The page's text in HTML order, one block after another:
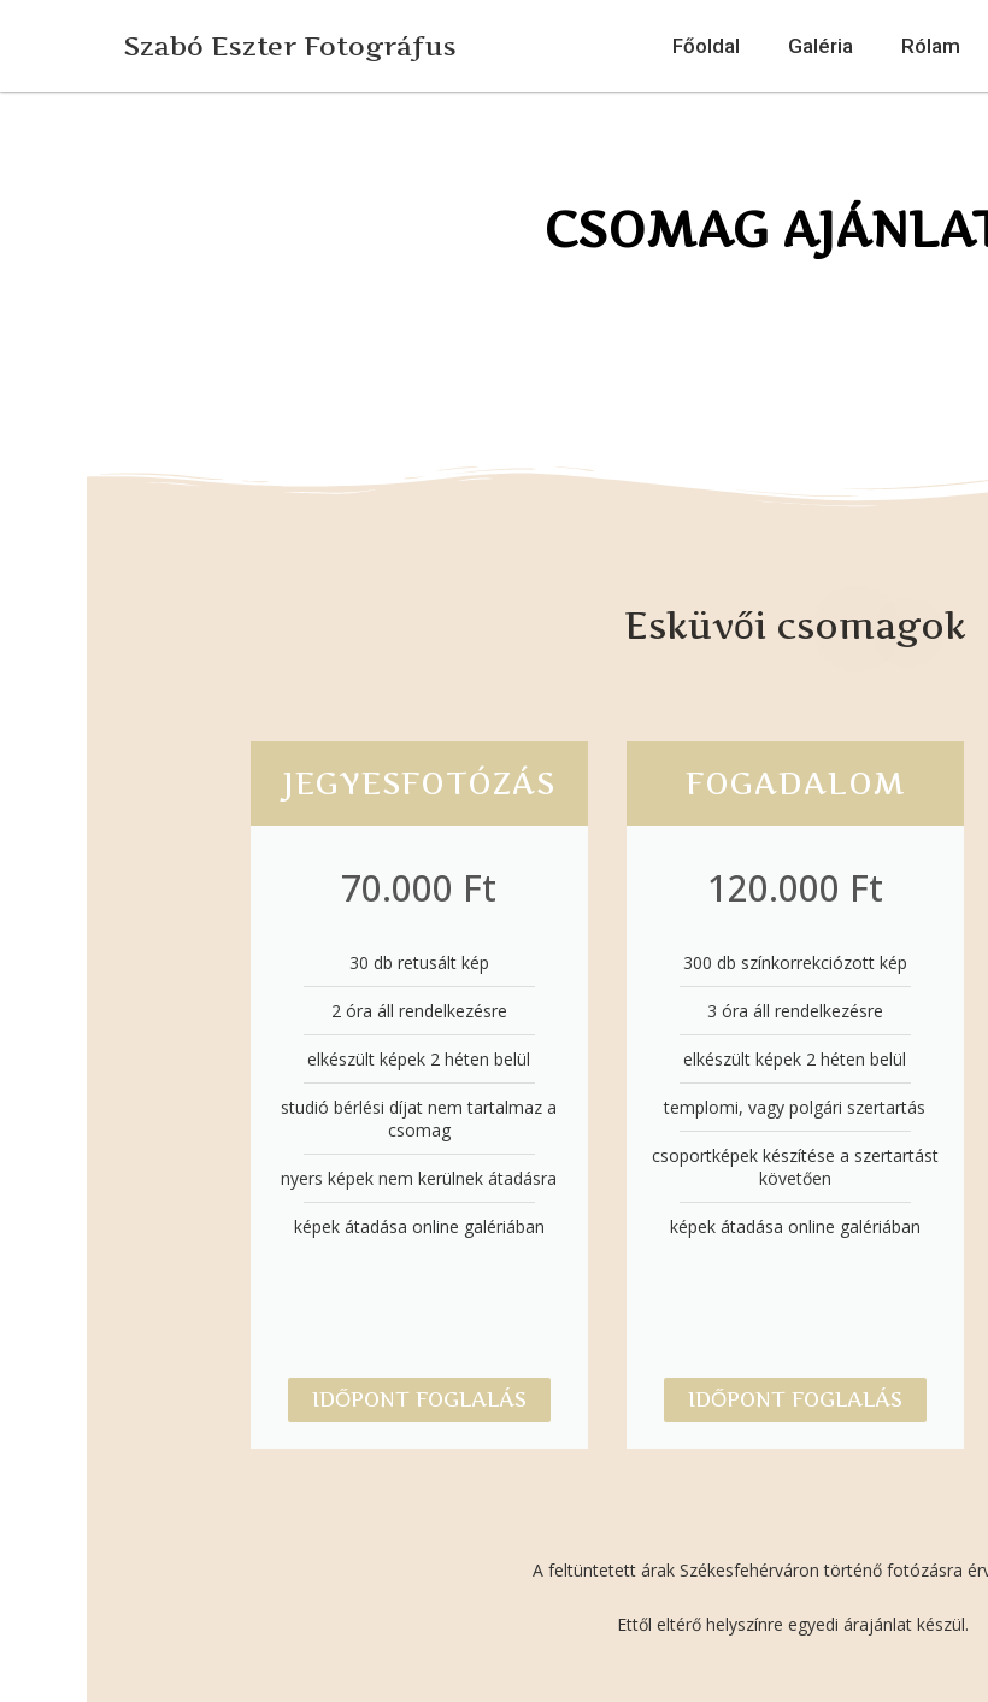
Szabó Eszter Fotográfus Főoldal Galéria Rólam
CSOMAG
Esküvői csomagok
JEGYESFOTÓZÁS
70.000 Ft
30 db retusált kép
2 óra áll rendelkezésre
elkészült képek 2 héten belül
studió bérlési díjat nem tartalmaz a
csomag
nyers képek nem kerülnek átadásra
képek átadása online galériában
IDŐPONT FOGLALÁS
FOGADALOM
120.000 Ft
300 db színkorrekciózott kép
3 óra áll rendelkezésre
elkészült képek 2 héten belül
templomi, vagy polgári szertartás
csoportképek készítése a szertartást
követően
képek átadása online galériában
IDŐPONT FOGLALÁS
A feltüntetett árak Székesfehérváron történő fotózásra
Ettől eltérő helyszínre egyedi árajánlat készül.